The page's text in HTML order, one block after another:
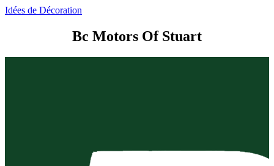
Idées de Décoration
Bc Motors Of Stuart